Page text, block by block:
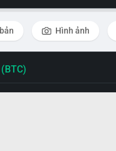
Hình ảnh
(BTC)